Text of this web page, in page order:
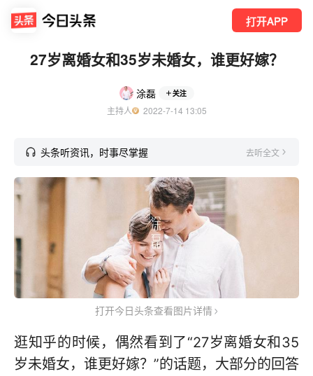
打开APP
27岁离婚女和35岁未婚女，谁更好嫁？
涂磊 关注
主持人
  2022-7-14 13:05
头条听资讯，时事尽掌握 去听全文
打开今日头条查看图片详情
逛知乎的时候，偶然看到了“27岁离婚女和35
岁未婚女，谁更好嫁？”的话题，大部分的回答